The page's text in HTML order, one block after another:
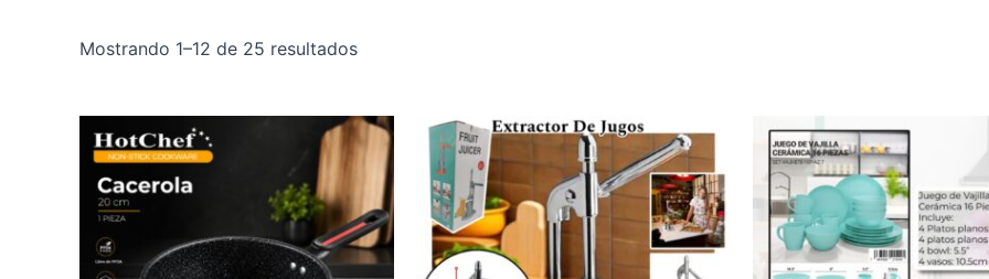
Mostrando 1–12 de 25 resultados